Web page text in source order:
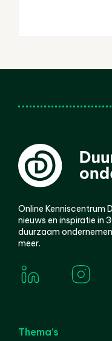
Online Kenniscentrum
nieuws en inspiratie in
duurzaam
meer.
Thema’s